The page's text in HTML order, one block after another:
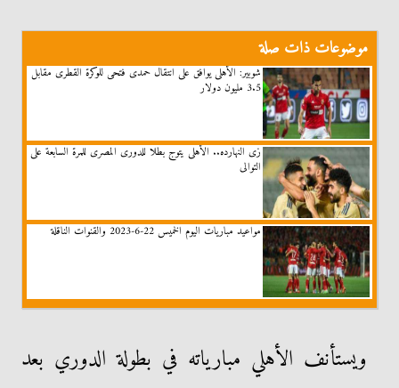
موضوعات ذات صلة
شوبير: الأهلى يوافق على انتقال حمدى فتحى للوكرة القطرى مقابل
3.5 مليون دولار
زى النهارده.. الأهلى يتوج بطلا للدورى المصرى للمرة السابعة على
التوالى
مواعيد مباريات اليوم الخميس 22-6-2023 والقنوات الناقلة
ويستأنف الأهلي مبارياته في بطولة الدوري بعد